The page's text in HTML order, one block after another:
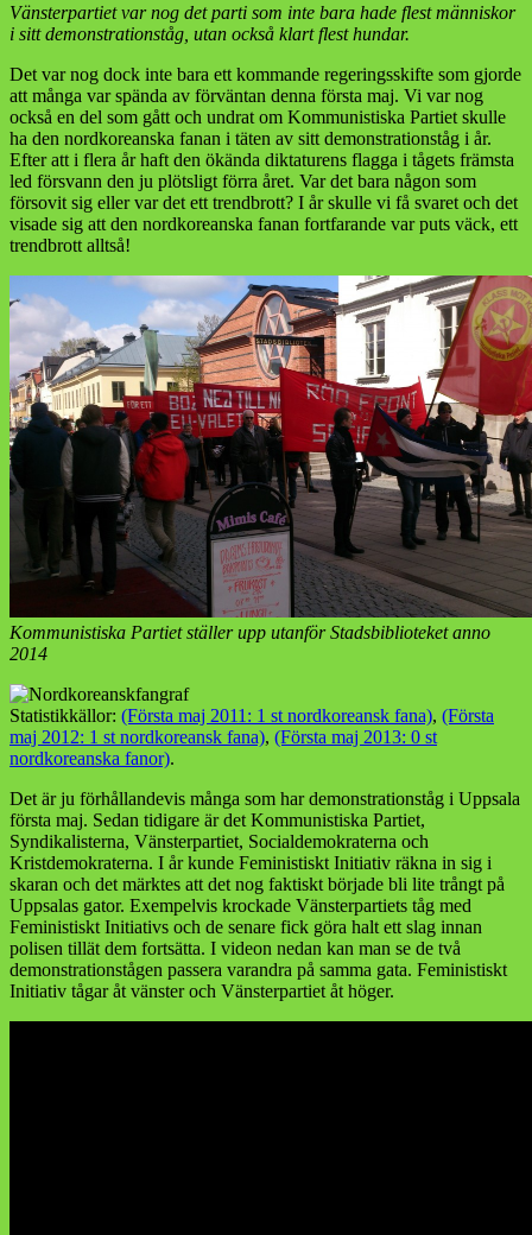
Vänsterpartiet var nog det parti som inte bara hade flest människor
i sitt demonstrationståg, utan också klart flest hundar.
Det var nog dock inte bara ett kommande regeringsskifte som gjorde
att många var spända av förväntan denna första maj. Vi var nog
också en del som gått och undrat om Kommunistiska Partiet skulle
ha den nordkoreanska fanan i täten av sitt demonstrationståg i år.
Efter att i flera år haft den ökända diktaturens flagga i tågets främsta
led försvann den ju plötsligt förra året. Var det bara någon som
försovit sig eller var det ett trendbrott? I år skulle vi få svaret och det
visade sig att den nordkoreanska fanan fortfarande var puts väck, ett
trendbrott alltså!
Kommunistiska Partiet ställer upp utanför Stadsbiblioteket anno
2014
Statistikkällor: (Första maj 2011: 1 st nordkoreansk fana), (Första
maj 2012: 1 st nordkoreansk fana), (Första maj 2013: 0 st
nordkoreanska fanor).
Det är ju förhållandevis många som har demonstrationståg i Uppsala
första maj. Sedan tidigare är det Kommunistiska Partiet,
Syndikalisterna, Vänsterpartiet, Socialdemokraterna och
Kristdemokraterna. I år kunde Feministiskt Initiativ räkna in sig i
skaran och det märktes att det nog faktiskt började bli lite trångt på
Uppsalas gator. Exempelvis krockade Vänsterpartiets tåg med
Feministiskt Initiativs och de senare fick göra halt ett slag innan
polisen tillät dem fortsätta. I videon nedan kan man se de två
demonstrationstågen passera varandra på samma gata. Feministiskt
Initiativ tågar åt vänster och Vänsterpartiet åt höger.